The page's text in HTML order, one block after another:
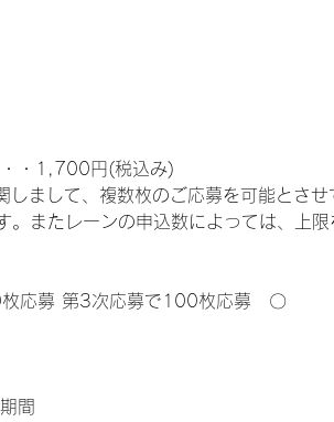
・・1,700円(税込み)
まして、複数枚のご応募を可能とさ
またレーンの申込数によっては、上
応募 第3次応募で100枚応募　〇
間